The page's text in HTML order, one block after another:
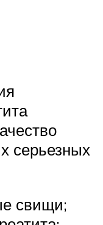
серьезных
свищи;